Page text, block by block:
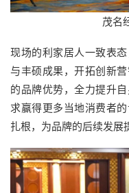
茂名
现场的利家居人一致表
与丰硕成果，开拓创新
的品牌优势，全力提升
求赢得更多当地消费者
扎根，为品牌的后续发展